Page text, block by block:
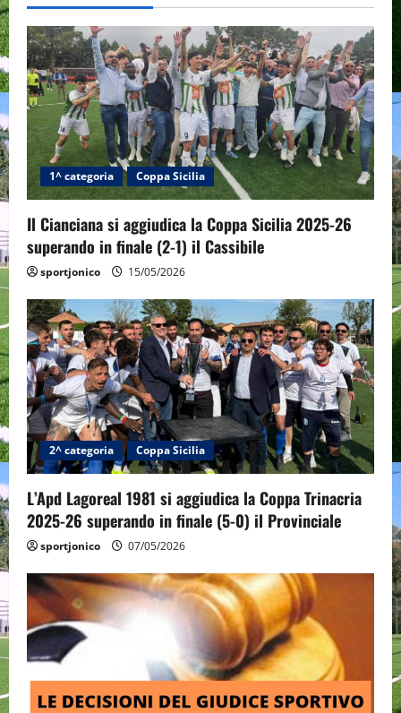
i
g
a
t
i
o
n
1^ categoria Coppa Sicilia
Il Cianciana si aggiudica la Coppa Sicilia 2025-26
superando in finale (2-1) il Cassibile
sportjonico 15/05/2026
2^ categoria Coppa Sicilia
L’Apd Lagoreal 1981 si aggiudica la Coppa Trinacria
2025-26 superando in finale (5-0) il Provinciale
sportjonico 07/05/2026